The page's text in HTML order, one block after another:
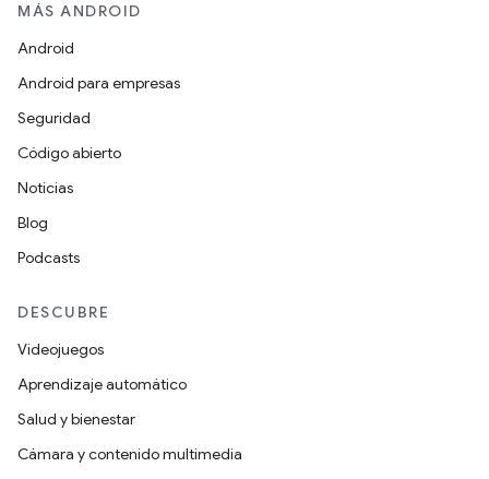
MÁS ANDROID
Android
Android para empresas
Seguridad
Código abierto
Noticias
Blog
Podcasts
DESCUBRE
Videojuegos
Aprendizaje automático
Salud y bienestar
Cámara y contenido multimedia